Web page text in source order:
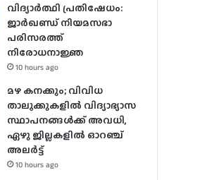
വിദ്യാർത്ഥി പ്രതിഷേധം:
ജാർഖണ്ഡ് നിയമസഭാ
പരിസരത്ത്
നിരോധനാജ്ഞ
10 hours ago
മഴ കനക്കും; വിവിധ
താലൂക്കുകളില്‍ വിദ്യാഭ്യാസ
സ്ഥാപനങ്ങള്‍ക്ക് അവധി,
ഏഴു ജില്ലകളില്‍ ഓറഞ്ച്
അലർ‌ട്ട്
10 hours ago